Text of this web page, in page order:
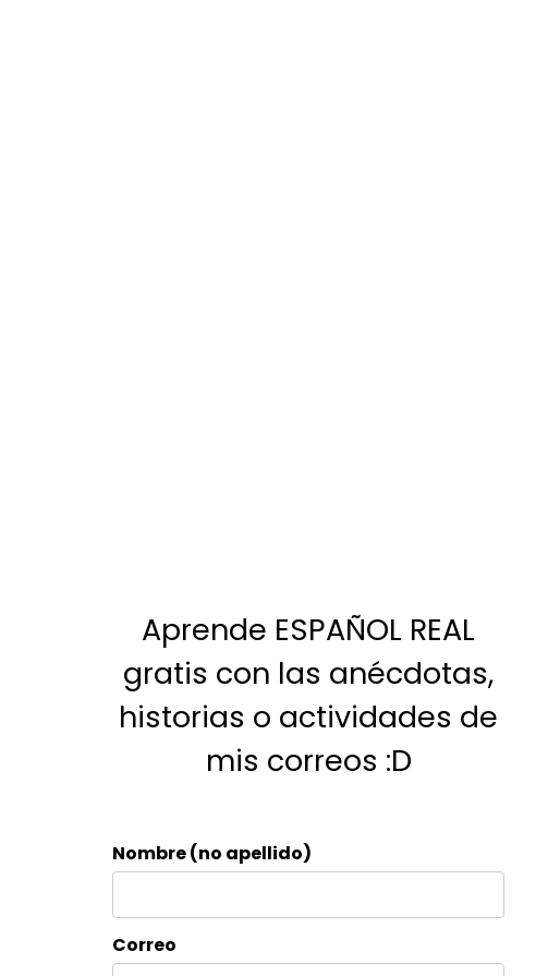
Aprende ESPAÑOL REAL
gratis con las anécdotas,
historias o actividades de
mis correos :D
Nombre (no apellido)
Correo